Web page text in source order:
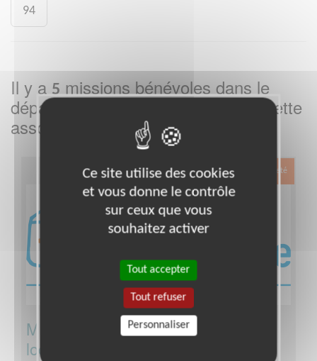
94
Il y a 5 missions bénévoles dans le
département
dans cette
association
Exclusion & Pauvreté
Membre de l'équipe informatique
locale
Ce site utilise des cookies
et vous donne le contrôle
sur ceux que vous
souhaitez activer
Tout accepter
Tout refuser
Personnaliser